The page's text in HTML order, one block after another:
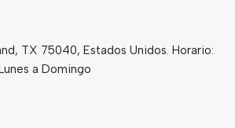
TX 75040, Estados Unidos. Horario:
a Domingo